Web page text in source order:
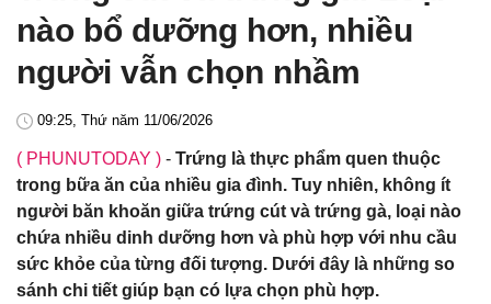
nào bổ dưỡng hơn, nhiều
người vẫn chọn nhầm
09:25, Thứ năm 11/06/2026
( PHUNUTODAY ) - Trứng là thực phẩm quen thuộc
trong bữa ăn của nhiều gia đình. Tuy nhiên, không ít
người băn khoăn giữa trứng cút và trứng gà, loại nào
chứa nhiều dinh dưỡng hơn và phù hợp với nhu cầu
sức khỏe của từng đối tượng. Dưới đây là những so
sánh chi tiết giúp bạn có lựa chọn phù hợp.